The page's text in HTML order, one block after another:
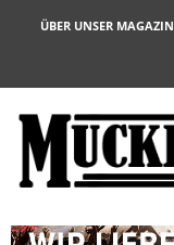
ÜBER UNSER MAGAZIN